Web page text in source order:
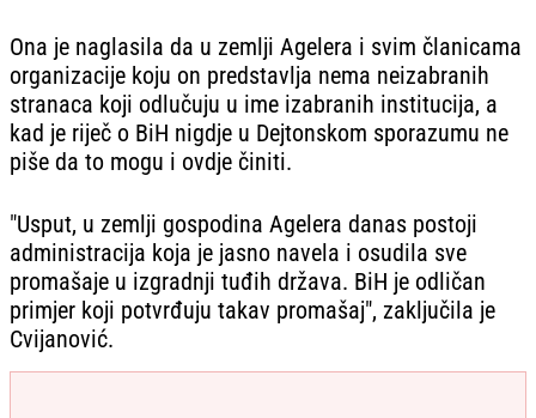
Ona je naglasila da u zemlji Agelera i svim članicama
organizacije koju on predstavlja nema neizabranih
stranaca koji odlučuju u ime izabranih institucija, a
kad je riječ o BiH nigdje u Dejtonskom sporazumu ne
piše da to mogu i ovdje činiti.
"Usput, u zemlji gospodina Agelera danas postoji
administracija koja je jasno navela i osudila sve
promašaje u izgradnji tuđih država. BiH je odličan
primjer koji potvrđuju takav promašaj", zaključila je
Cvijanović.